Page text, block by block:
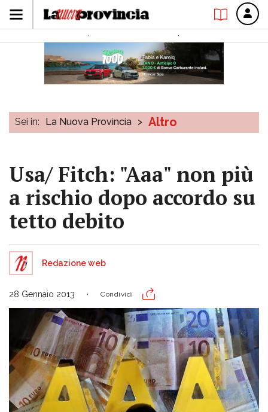
Sei in: La Nuova Provincia > Altro
Usa/ Fitch: "Aaa" non più
a rischio dopo accordo su
tetto debito
Redazione web
28 Gennaio 2013 Condividi